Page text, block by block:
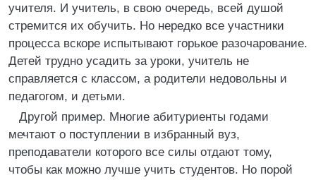
учителя. И учитель, в свою очередь, всей душой
стремится их обучить. Но нередко все участники
процесса вскоре испытывают горькое разочарование.
Детей трудно усадить за уроки, учитель не
справляется с классом, а родители недовольны и
педагогом, и детьми.
Другой пример. Многие абитуриенты годами
мечтают о поступлении в избранный вуз,
преподаватели которого все силы отдают тому,
чтобы как можно лучше учить студентов. Но порой